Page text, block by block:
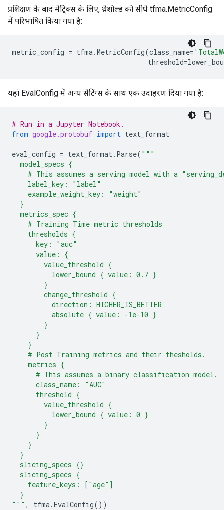
प्रशिक्षण के बाद मेट्रिक्स के लिए, थ्रेशोल्ड को सीधे tfma.MetricConfig
में परिभाषित किया गया है:
metric_config = tfma.MetricConfig(class_name=
threshold=
यहां EvalConfig में अन्य सेटिंग्स के साथ एक उदाहरण दिया गया है:
# Run in a Jupyter Notebook.
from google.protobuf import text_format
eval_config = text_format. Parse( """
  model_specs {
# This assumes a serving model with a
    label_key: "label"
    example_weight_key: "weight"
  }
  metrics_spec {
    # Training Time metric thresholds
    thresholds {
      key: "auc"
      value: {
        value_threshold {
          lower_bound { value: 0.7 }
        }
        change_threshold {
          direction: HIGHER_IS_BETTER
          absolute { value: -1e-10 }
        }
      }
    }
    # Post Training metrics and their thesholds.
    metrics {
      # This assumes a binary classification model.
      class_name: "AUC"
      threshold {
        value_threshold {
          lower_bound { value: 0 }
        }
      }
    }
  }
  slicing_specs
{}
  slicing_specs {
    feature_keys: ["age"]
  }
""" , tfma.EvalConfig())